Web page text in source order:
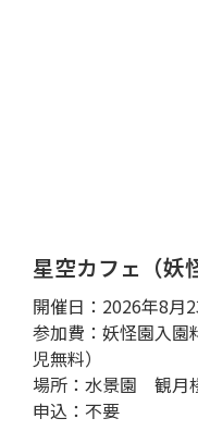
星空カフェ（妖
開催日：2026年8月
参加費：妖怪園入園
児無料）
場所：水景園 観月
申込：不要